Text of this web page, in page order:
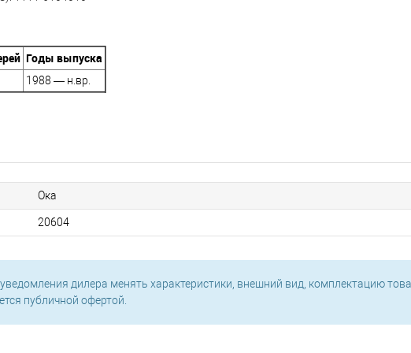
Годы выпуска
1988 — н.вр.
Ока
20604
дилера менять характеристики, внешний вид, комплектацию
публичной офертой.